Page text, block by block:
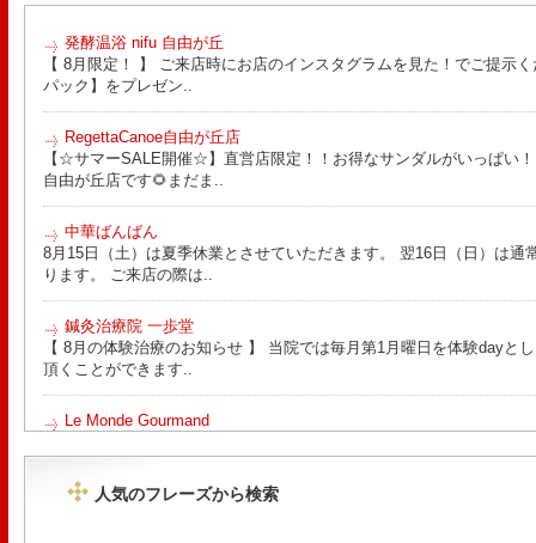
発酵温浴 nifu 自由が丘
【 8月限定！ 】 ご来店時にお店のインスタグラムを見た！でご提示
パック】をプレゼン..
RegettaCanoe自由が丘店
【☆サマーSALE開催☆】直営店限定！！お得なサンダルがいっぱい
自由が丘店です🌻まだま..
中華ばんばん
8月15日（土）は夏季休業とさせていただきます。 翌16日（日）は通
ります。 ご来店の際は..
鍼灸治療院 一歩堂
【 8月の体験治療のお知らせ 】 当院では毎月第1月曜日を体験dayと
頂くことができます..
Le Monde Gourmand
人気のフレーズから検索